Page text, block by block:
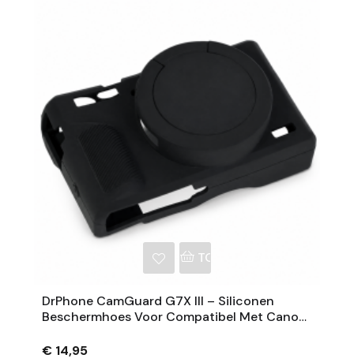
TOEVOEGEN AAN
DrPhone CamGuard G7X III – Siliconen
Beschermhoes Voor Compatibel Met Canon
€ 14,95